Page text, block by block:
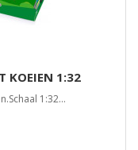
KOEIEN 1:32
1:32...